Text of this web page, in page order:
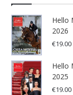
Hello
2026
€19.00
Hello
2025
€19.00